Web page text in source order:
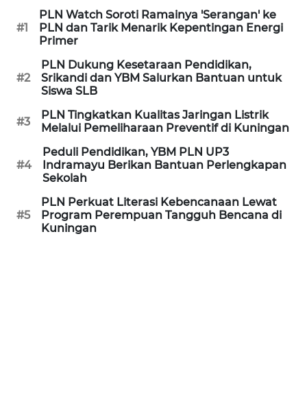
#1
PLN Watch Soroti Ramainya 'Serangan' ke
PLN dan Tarik Menarik Kepentingan Energi
Primer
#2
PLN Dukung Kesetaraan Pendidikan,
Srikandi dan YBM Salurkan Bantuan untuk
Siswa SLB
#3
PLN Tingkatkan Kualitas Jaringan Listrik
Melalui Pemeliharaan Preventif di Kuningan
#4
Peduli Pendidikan, YBM PLN UP3
Indramayu Berikan Bantuan Perlengkapan
Sekolah
#5
PLN Perkuat Literasi Kebencanaan Lewat
Program Perempuan Tangguh Bencana di
Kuningan
WN
LAMPUNG
WN
JATENG
WN
NUSANTARA
WN
JOGJA
WN